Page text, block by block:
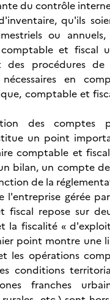
du contrôle
qu'ils
ou
comptable et fiscal
des procédures de
nécessaires en
comptable et
des comptes
un point
comptable et
bilan, un compte
de la
l'entreprise gérée
fiscal repose sur
la fiscalité «
point montre une
les opérations
conditions
franches